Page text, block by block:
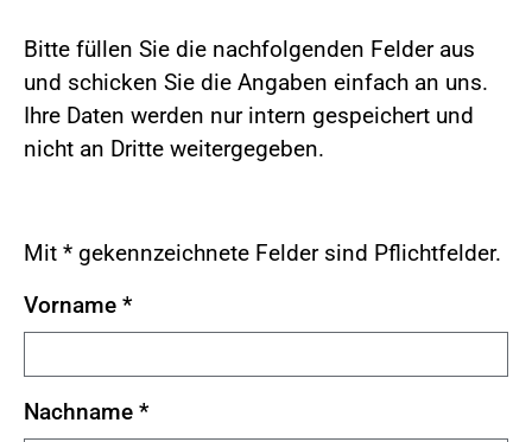
Bitte füllen Sie die nachfolgenden Felder aus
und schicken Sie die Angaben einfach an uns.
Ihre Daten werden nur intern gespeichert und
nicht an Dritte weitergegeben.
Mit * gekennzeichnete Felder sind Pflichtfelder.
Vorname *
Nachname *